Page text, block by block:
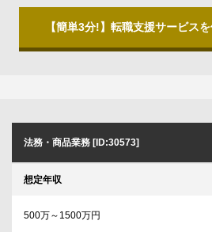
【簡単3分!】転職支援サービス
法務・商品業務 [ID:30573]
想定年収
500万～1500万円